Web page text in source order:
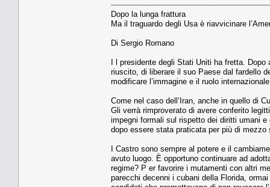
Dopo la lunga frattura
Ma il traguardo degli Usa è riavvicinare
Di Sergio Romano
I l presidente degli Stati Uniti ha fretta.
riuscito, di liberare il suo Paese dal fardello
modificare l’immagine e il ruolo
Come nel caso dell’Iran, anche in quello di
Gli verrà rimproverato di avere conferito
impegni formali sul rispetto dei diritti umani
dopo essere stata praticata per più di
I Castro sono sempre al potere e il
avuto luogo. È opportuno continuare ad
regime? P er favorire i mutamenti con altri
parecchi decenni i cubani della Florida,